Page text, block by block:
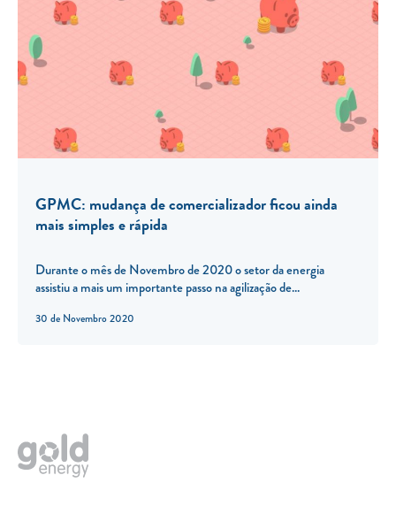
30 de Novembro 2020
GPMC: mudança de comercializador ficou ainda
mais simples e rápida
Durante o mês de Novembro de 2020 o setor da energia
assistiu a mais um importante passo na agilização de...